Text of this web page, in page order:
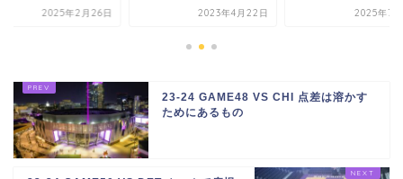
2025年2月26日 2023年4月22日 2025年7
23-24 GAME48 VS CHI 点差は溶かす
ためにあるもの